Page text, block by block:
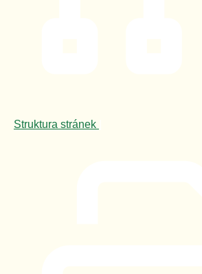
Struktura stránek